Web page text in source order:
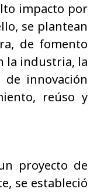
impacto por
se plantean
de fomento
la industria, la
innovación
reúso y
proyecto de
se estableció